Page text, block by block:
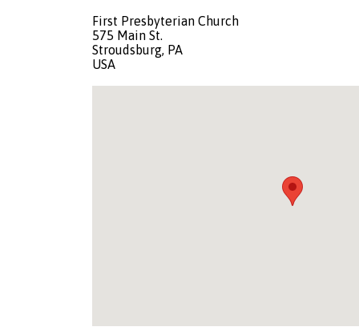
First Presbyterian Church
575 Main St.
Stroudsburg, PA
USA